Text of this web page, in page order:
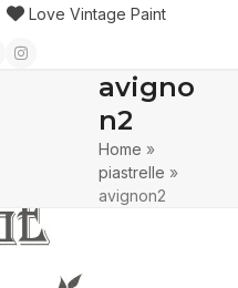
Love Vintage Paint
Instagram
avigno
n2
Home »
piastrelle »
avignon2